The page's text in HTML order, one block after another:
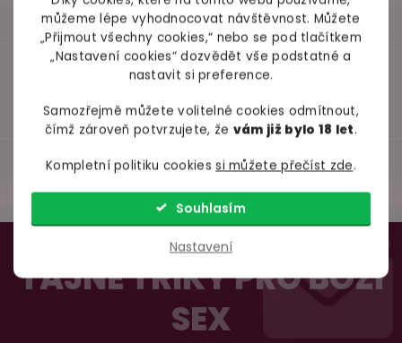
můžeme lépe vyhodnocovat návštěvnost. Můžete
„Přijmout všechny cookies,“ nebo se pod tlačítkem
„Nastavení cookies“ dozvědět vše podstatné a
nastavit si preference.
Samozřejmě můžete volitelné cookies odmítnout,
čímž zároveň potvrzujete, že vám již bylo 18 let.
Kompletní politiku cookiessi můžete přečíst zde.
Nastavení
Souhlasím
98% spokojenost
recenzí ověřených zakazníků
100% diskrétní balení
TAJNÉ TRIKY PRO BOŽÍ
SEX